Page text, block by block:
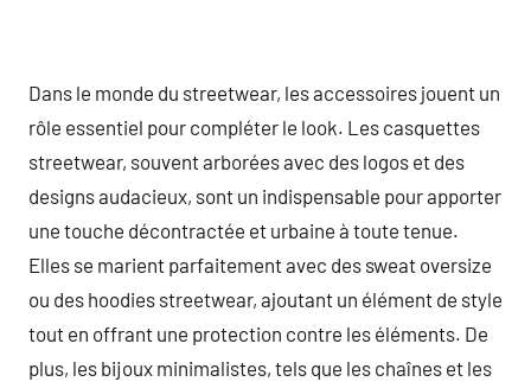
Dans le monde du streetwear, les accessoires jouent un
rôle essentiel pour compléter le look. Les casquettes
streetwear, souvent arborées avec des logos et des
designs audacieux, sont un indispensable pour apporter
une touche décontractée et urbaine à toute tenue.
Elles se marient parfaitement avec des sweat oversize
ou des hoodies streetwear, ajoutant un élément de style
tout en offrant une protection contre les éléments. De
plus, les bijoux minimalistes, tels que les chaînes et les